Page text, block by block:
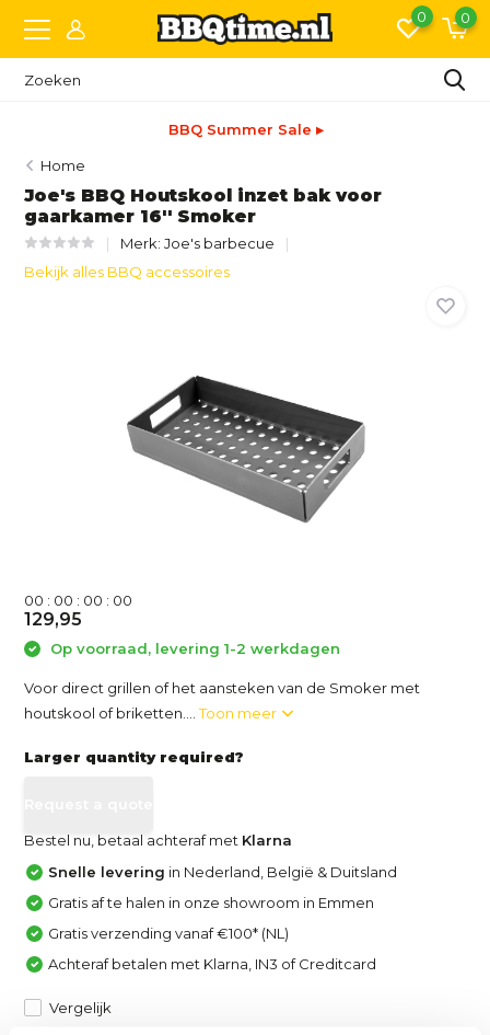
0 0
BBQ Summer Sale ▸
Home
Joe's BBQ Houtskool inzet bak voor
gaarkamer 16'' Smoker
Merk:Joe's barbecue
Bekijk alles BBQ accessoires
00 : 00 : 00 : 00
129,95
Op voorraad, levering 1-2 werkdagen
Voor direct grillen of het aansteken van de Smoker met
houtskool of briketten....Toon meer
Larger quantity required?
Bestel nu, betaal achteraf met Klarna
Snelle levering in Nederland, België & Duitsland
Gratis af te halen in onze showroom in Emmen
Gratis verzending vanaf €100* (NL)
Achteraf betalen met Klarna, IN3 of Creditcard
Vergelijk